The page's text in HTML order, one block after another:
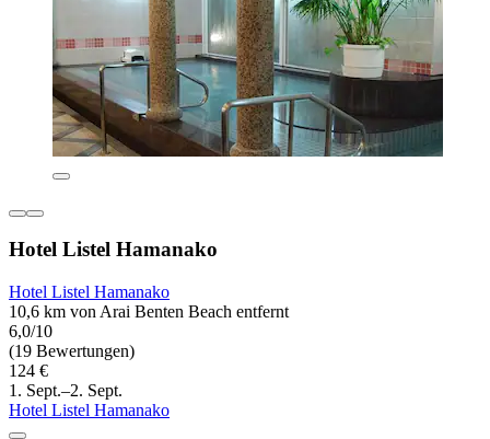
Hotel Listel Hamanako
Hotel Listel Hamanako
10,6 km von Arai Benten Beach entfernt
6,0/10
(19 Bewertungen)
124 €
1. Sept.–2. Sept.
Hotel Listel Hamanako